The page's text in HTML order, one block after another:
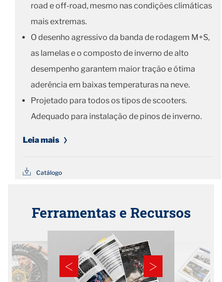
road e off-road, mesmo nas condições climáticas
mais extremas.
O desenho agressivo da banda de rodagem M+S,
as lamelas e o composto de inverno de alto
desempenho garantem maior tração e ótima
aderência em baixas temperaturas na neve.
Projetado para todos os tipos de scooters.
Adequado para instalação de pinos de inverno.
Leia mais
Catálogo
Ferramentas e Recursos